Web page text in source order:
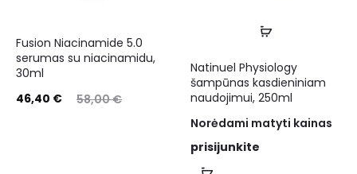
Fusion Niacinamide 5.0
serumas su niacinamidu,
30ml
58,00€
46,40 €
Natinuel Physiology
šampūnas kasdieniniam
naudojimui, 250ml
Norėdami matyti kainas
prisijunkite